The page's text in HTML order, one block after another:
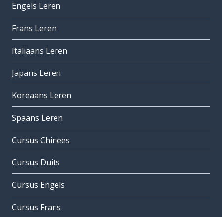
Engels Leren
Frans Leren
Italiaans Leren
Japans Leren
Koreaans Leren
Spaans Leren
Cursus Chinees
Cursus Duits
Cursus Engels
Cursus Frans